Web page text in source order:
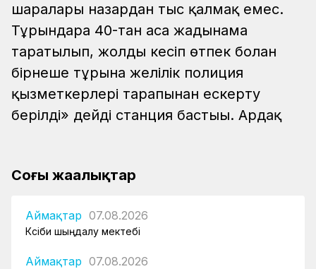
шаралары назардан тыс қалмақ емес.
Тұрғындарға 40-тан аса жадынама
таратылып, жолды кесіп өтпек болған
бірнеше тұрғынға желілік полиция
қызметкерлері тарапынан ескерту
берілді» дейді станция бастығы. Ардақ
Соңғы жаңалықтар
Аймақтар 07.08.2026
Кәсіби шыңдалу мектебі
Аймақтар 07.08.2026